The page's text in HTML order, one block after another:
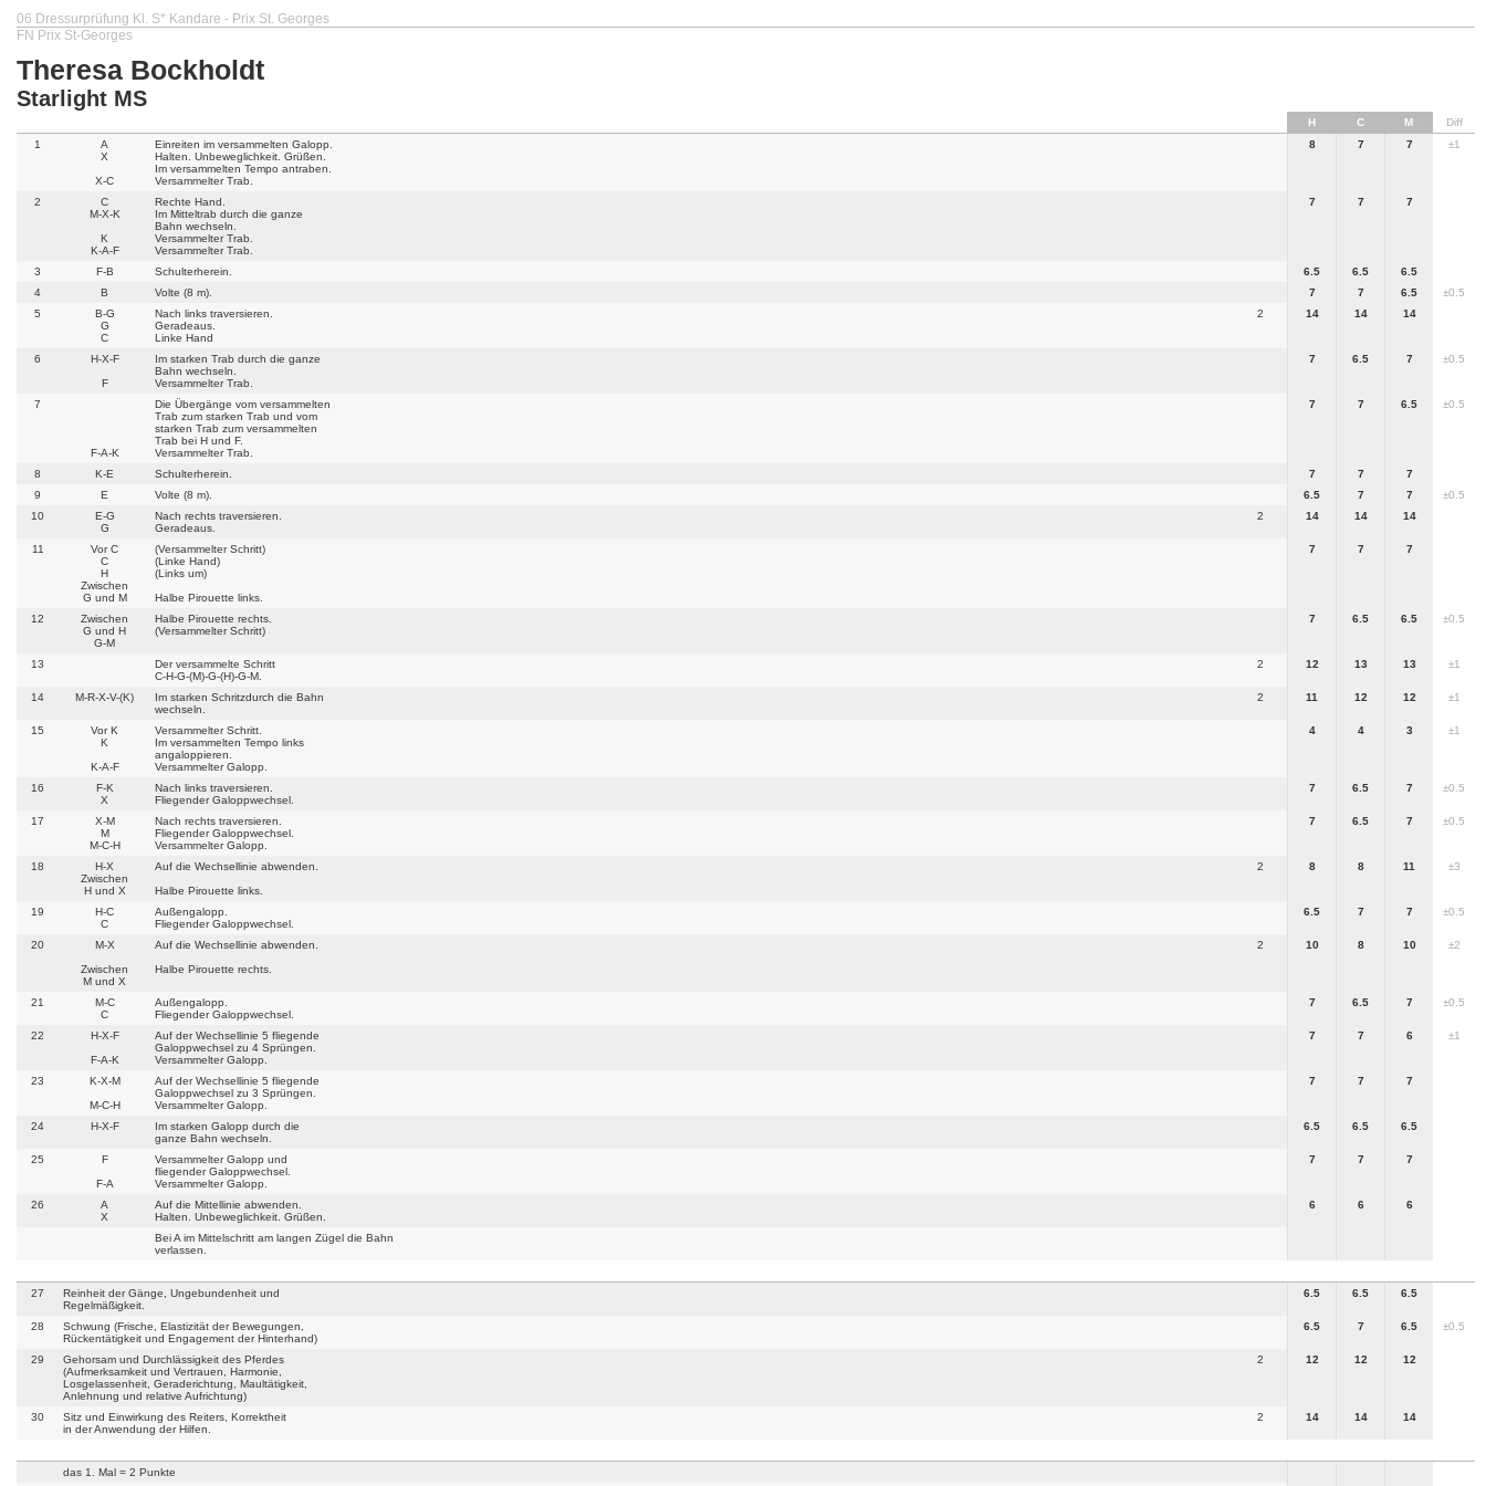
06 Dressurprüfung Kl. S* Kandare - Prix St. Georges
FN Prix St-Georges
Theresa Bockholdt
Starlight MS
H C M
Diff
1
A
X
X-C
Einreiten im versammelten Galopp.
Halten. Unbeweglichkeit. Grüßen.
Im versammelten Tempo antraben.
Versammelter Trab.
8 7 7 ±1
2
C
M-X-K
K
K-A-F
Rechte Hand.
Im Mitteltrab durch die ganze
Bahn wechseln.
Versammelter Trab.
Versammelter Trab.
7 7 7
3 F-B Schulterherein. 6.5 6.5
6.5
4
B Volte (8 m). 7 7 6.5
±0.5
5
B-G
G
C
Nach links traversieren.
Geradeaus.
Linke Hand
2 14 14 14
6
H-X-F
F
Im starken Trab durch die ganze
Bahn wechseln.
Versammelter Trab.
7 6.5 7 ±0.5
7
F-A-K
Die Übergänge vom versammelten
Trab zum starken Trab und vom
starken Trab zum versammelten
Trab bei H und F.
Versammelter Trab.
7 7 6.5 ±0.5
8 K-E Schulterherein. 7 7
7
9
E Volte (8 m). 6.5 7 7
±0.5
10
E-G
G
Nach rechts traversieren.
Geradeaus.
2 14 14 14
11
Vor C
C
H
Zwischen
G und M
(Versammelter Schritt)
(Linke Hand)
(Links um)
Halbe Pirouette links.
7 7 7
12
Zwischen
G und H
G-M
Halbe Pirouette rechts.
(Versammelter Schritt)
7 6.5 6.5 ±0.5
13
Der versammelte Schritt
C-H-G-(M)-G-(H)-G-M.
2 12 13 13 ±1
14 M-R-X-V-(K)
Im starken Schritzdurch die Bahn
wechseln.
2 11 12 12 ±1
15
Vor K
K
K-A-F
Versammelter Schritt.
Im versammelten Tempo links
angaloppieren.
Versammelter Galopp.
4 4 3 ±1
16
F-K
X
Nach links traversieren.
Fliegender Galoppwechsel.
7 6.5 7 ±0.5
17
X-M
M
M-C-H
Nach rechts traversieren.
Fliegender Galoppwechsel.
Versammelter Galopp.
7 6.5 7 ±0.5
18
H-X
Zwischen
H und X
Auf die Wechsellinie abwenden.
Halbe Pirouette links.
2 8 8 11 ±3
19
H-C
C
Außengalopp.
Fliegender Galoppwechsel.
6.5 7 7 ±0.5
20
M-X
Zwischen
M und X
Auf die Wechsellinie abwenden.
Halbe Pirouette rechts.
2 10 8 10 ±2
21
M-C
C
Außengalopp.
Fliegender Galoppwechsel.
7 6.5 7 ±0.5
22
H-X-F
F-A-K
Auf der Wechsellinie 5 fliegende
Galoppwechsel zu 4 Sprüngen.
Versammelter Galopp.
7 7 6 ±1
23
K-X-M
M-C-H
Auf der Wechsellinie 5 fliegende
Galoppwechsel zu 3 Sprüngen.
Versammelter Galopp.
7 7 7
24 H-X-F
Im starken Galopp durch die
ganze Bahn wechseln.
6.5 6.5 6.5
25
F
F-A
Versammelter Galopp und
fliegender Galoppwechsel.
Versammelter Galopp.
7 7 7
26
A
X
Auf die Mittellinie abwenden.
Halten. Unbeweglichkeit. Grüßen.
6 6 6
Bei A im Mittelschritt am langen Zügel die Bahn
verlassen.
27
Reinheit der Gänge, Ungebundenheit und
Regelmäßigkeit.
6.5 6.5 6.5
28
Schwung (Frische, Elastizität der Bewegungen,
Rückentätigkeit und Engagement der Hinterhand)
6.5 7 6.5 ±0.5
29
Gehorsam und Durchlässigkeit des Pferdes
(Aufmerksamkeit und Vertrauen, Harmonie,
Losgelassenheit, Geraderichtung, Maultätigkeit,
Anlehnung und relative Aufrichtung)
2 12 12 12
30
Sitz und Einwirkung des Reiters, Korrektheit
in der Anwendung der Hilfen.
2 14 14 14
das 1. Mal = 2 Punkte